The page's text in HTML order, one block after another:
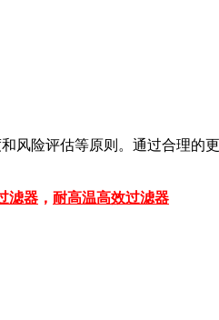
风险评估等原则。通过合理的
滤器 ， 耐高温高效过滤器